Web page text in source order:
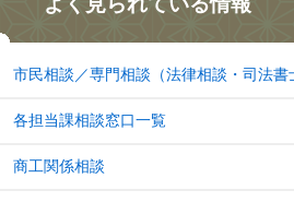
市民相談／専門相談（法律相談・司法書
各担当課相談窓口一覧
商工関係相談